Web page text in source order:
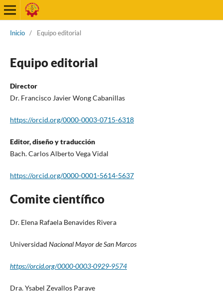
Inicio / Equipo editorial
Equipo editorial
Director
Dr. Francisco Javier Wong Cabanillas
https://orcid.org/0000-0003-0715-6318
Editor, diseño y traducción
Bach. Carlos Alberto Vega Vidal
https://orcid.org/0000-0001-5614-5637
Comite científico
Dr. Elena Rafaela Benavides Rivera
Universidad Nacional Mayor de San Marcos
https://orcid.org/0000-0003-0929-9574
Dra. Ysabel Zevallos Parave